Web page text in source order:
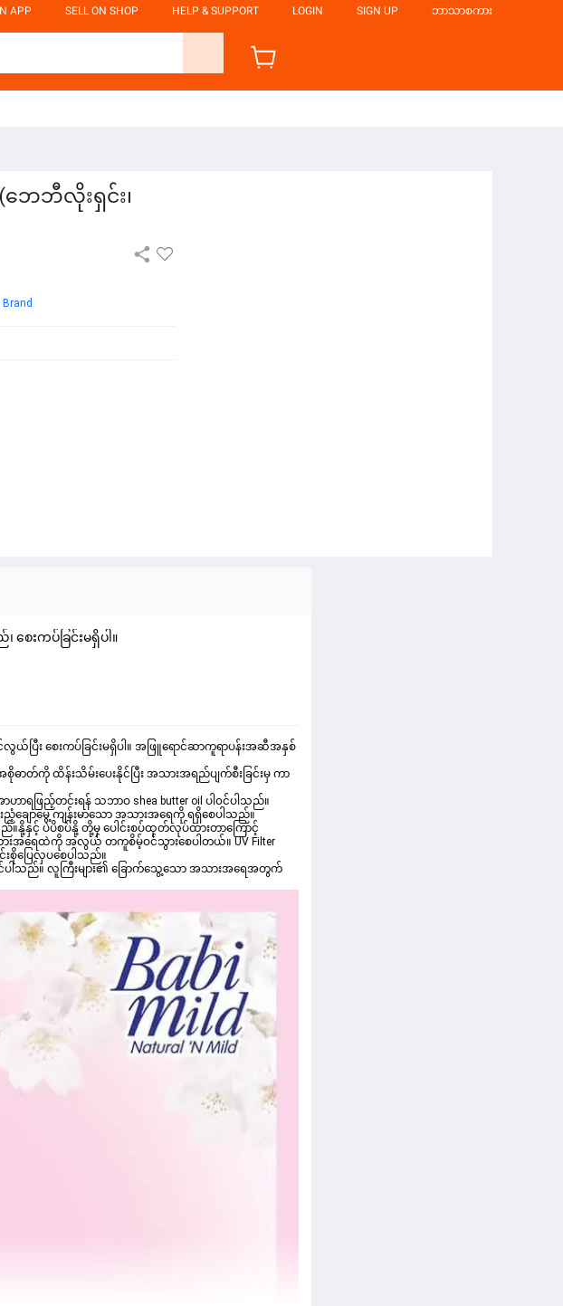
APP SELL ON SHOP HELP & SUPPORT LOGIN SIGN UP ဘာသာစကား
(ဘေဘီလိုးရှင်း၊
Brand
ေးကပ်ခြင်းမရှိပါ။
း စေးကပ်ခြင်းမရှိပါ။ အဖြူရောင်ဆာကူရာပန်းအဆီအနှစ်
တ်ကို ထိန်းသိမ်းပေးနိုင်ပြီး အသားအရည်ပျက်စီးခြင်းမှ ကာ
ရဖြည့်တင်းရန် သဘာဝ shea butter oil ပါ၀င်ပါသည်။
ညံ့ချောမွေ့ ကျန်းမာသော အသားအရေကို ရရှိစေပါသည်။
သားအရေထဲကို အလွယ် တကူစိမ့်ဝင်သွားစေပါတယ်။ UV Filter
းစိုပြေလှပစေပါသည်။
သည်။ လူကြီးများ၏ ခြောက်သွေ့သော အသားအရေအတွက်